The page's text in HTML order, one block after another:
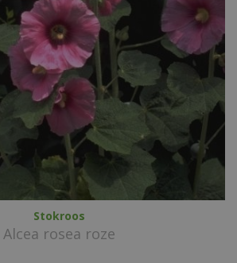
Stokroos
Alcea rosea roze